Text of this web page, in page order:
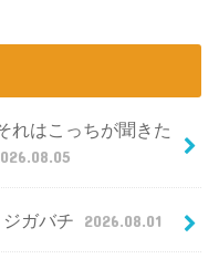
れはこっちが聞きた
ガバチ 2026.08.01